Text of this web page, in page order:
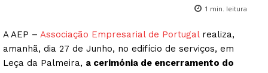
1 min. leitura
A AEP – Associação Empresarial de Portugalrealiza,
amanhã, dia 27 de Junho, no edifício de serviços, em
Leça da Palmeira, a cerimónia de encerramento do